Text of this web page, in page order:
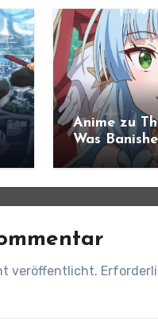
Anime zu
Was
angekündigt
veröffentlicht.